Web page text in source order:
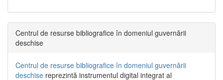
Centrul de resurse bibliografice în domeniul guvernării
deschise
Centrul de resurse bibliografice în domeniul guvernării
deschise reprezintă instrumentul digital integrat al